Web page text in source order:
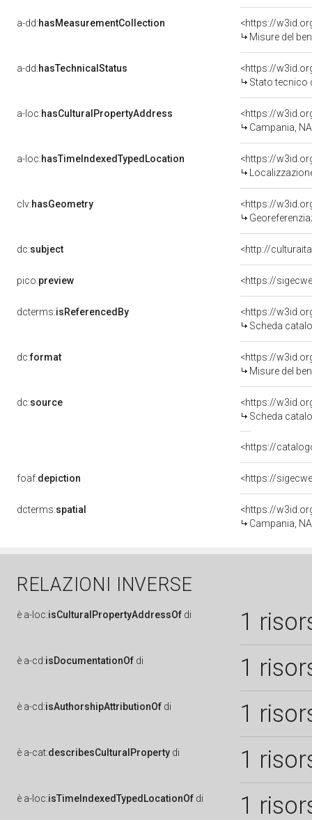
a-dd:hasMeasurementCollection
<https://
Misure del
a-dd:hasTechnicalStatus
<https://
Stato tecnico
a-loc:hasCulturalPropertyAddress
<https://
Campania,
a-loc:hasTimeIndexedTypedLocation
<https://
clv:hasGeometry
<https://
dc:subject <http://
pico:preview
dcterms:isReferencedBy
<https://
Scheda
dc:format
<https://
Misure del
dc:source
<https://
Scheda
<https://
foaf:depiction
dcterms:spatial
<https://
Campania,
RELAZIONI INVERSE
è a-loc:isCulturalPropertyAddressOf di 1
è a-cd:isDocumentationOf di 1
è a-cd:isAuthorshipAttributionOf di 1
è a-cat:describesCulturalProperty di 1
è a-loc:isTimeIndexedTypedLocationOf di 1